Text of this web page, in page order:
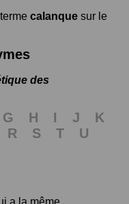
calanque sur le
des
G H I J
K
R S T
U
a la même